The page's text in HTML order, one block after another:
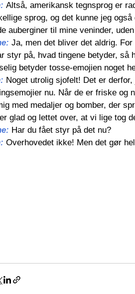
Altså, amerikansk tegnsprog er
sprog, og det kunne jeg
auberginer til mine veninder,
Ja, men det bliver det aldrig.
styr på, hvad tingene betyder, så
betyder tosse-emojien noget
Noget utrolig sjofelt! Det er
nu. Når de er friske og
med medaljer og bomber, der
glad og lettet over, at vi lige tog
Har du fået styr på det nu?
Overhovedet ikke! Men det gør